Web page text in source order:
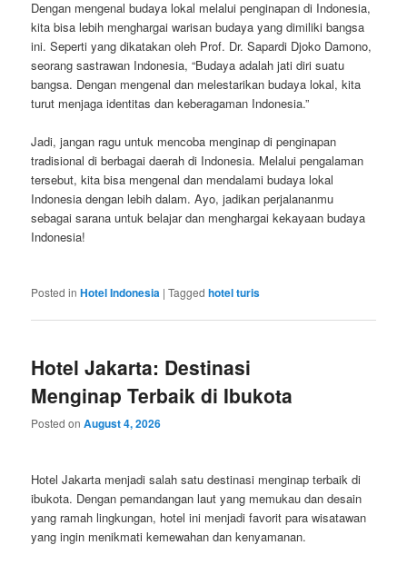
Dengan mengenal budaya lokal melalui penginapan di Indonesia,
kita bisa lebih menghargai warisan budaya yang dimiliki bangsa
ini. Seperti yang dikatakan oleh Prof. Dr. Sapardi Djoko Damono,
seorang sastrawan Indonesia, “Budaya adalah jati diri suatu
bangsa. Dengan mengenal dan melestarikan budaya lokal, kita
turut menjaga identitas dan keberagaman Indonesia.”
Jadi, jangan ragu untuk mencoba menginap di penginapan
tradisional di berbagai daerah di Indonesia. Melalui pengalaman
tersebut, kita bisa mengenal dan mendalami budaya lokal
Indonesia dengan lebih dalam. Ayo, jadikan perjalananmu
sebagai sarana untuk belajar dan menghargai kekayaan budaya
Indonesia!
Posted in Hotel Indonesia |Tagged hotel turis
Hotel Jakarta: Destinasi
Menginap Terbaik di Ibukota
Posted onAugust 4, 2026
Hotel Jakarta menjadi salah satu destinasi menginap terbaik di
ibukota. Dengan pemandangan laut yang memukau dan desain
yang ramah lingkungan, hotel ini menjadi favorit para wisatawan
yang ingin menikmati kemewahan dan kenyamanan.